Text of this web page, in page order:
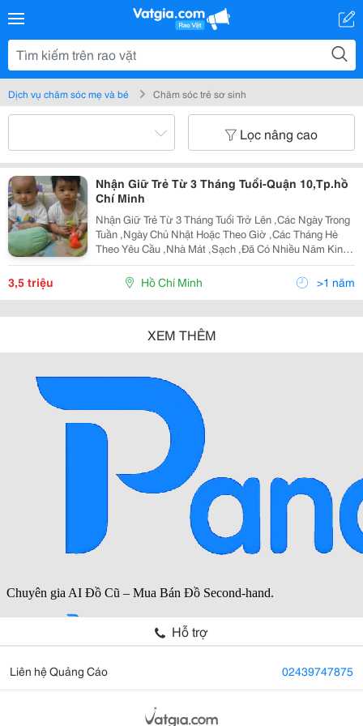
Dịch vụ chăm sóc mẹ và bé Chăm sóc trẻ sơ sinh
Lọc nâng cao
Nhận Giữ Trẻ Từ 3 Tháng Tuổi-Quận 10,Tp.hồ
Chí Minh
Nhận Giữ Trẻ Từ 3 Tháng Tuổi Trở Lên ,Các Ngày Trong
Tuần ,Ngày Chủ Nhật Hoặc Theo Giờ ,Các Tháng Hè
Theo Yêu Cầu ,Nhà Mát ,Sạch ,Đã Có Nhiều Năm Kinh
Nghiệm Chăm Sóc ,Giữ Trẻ Lâu Năm ,Chu Đáo ,Trách
Nhiệm ,An Toàn ,Nắm Rỏ Các Triệu Chứng Thường
3,5 triệu Hồ Chí Minh >1 năm
XEM THÊM
Hỗ trợ
Liên hệ Quảng Cáo 02439747875